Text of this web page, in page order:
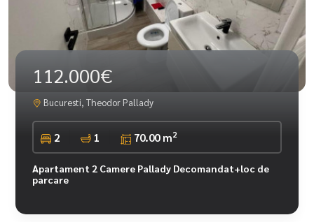
112.000€
Bucuresti, Theodor Pallady
2 1 70.00 m2
Apartament 2 Camere Pallady Decomandat+loc de
parcare